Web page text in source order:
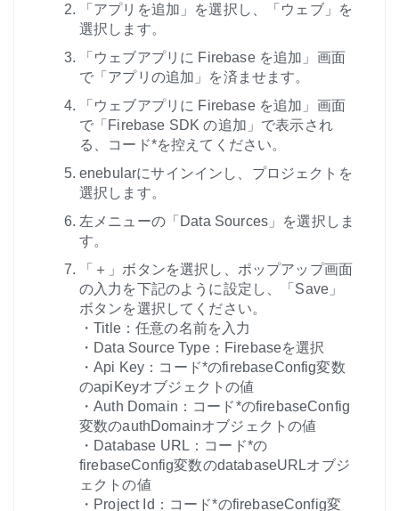
「アプリを追加」を選択し、「ウェブ」を
選択します。
「ウェブアプリに Firebase を追加」画面
で「アプリの追加」を済ませます。
「ウェブアプリに Firebase を追加」画面
で「Firebase SDK の追加」で表示され
る、コード*を控えてください。
enebularにサインインし、プロジェクトを
選択します。
左メニューの「Data Sources」を選択しま
す。
「＋」ボタンを選択し、ポップアップ画面
の入力を下記のように設定し、「Save」
ボタンを選択してください。
・Title：任意の名前を入力
・Data Source Type：Firebaseを選択
・Api Key：コード*のfirebaseConfig変数
のapiKeyオブジェクトの値
・Auth Domain：コード*のfirebaseConfig
変数のauthDomainオブジェクトの値
・Database URL：コード*の
firebaseConfig変数のdatabaseURLオブジ
ェクトの値
・Project Id：コード*のfirebaseConfig変